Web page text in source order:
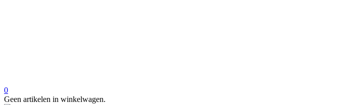
0
Geen artikelen in winkelwagen.